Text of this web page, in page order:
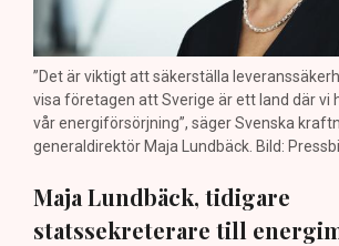
”Det är viktigt att säkerställa
visa företagen att Sverige är ett land där vi
vår energiförsörjning”, säger Svenska
generaldirektör Maja Lundbäck. Bild:
Maja Lundbäck, tidigare
statssekreterare till